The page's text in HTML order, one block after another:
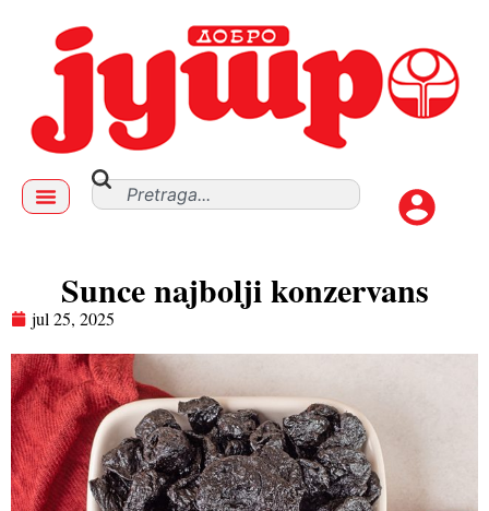
Sunce najbolji konzervans
jul 25, 2025